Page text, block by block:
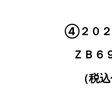
④２０２
ＺＢ６
（税